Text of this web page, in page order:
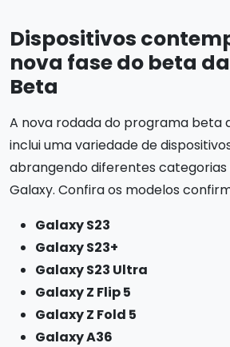
Dispositivos
nova fase do beta da
Beta
A nova rodada do programa beta
inclui uma variedade de
abrangendo diferentes
Galaxy. Confira os modelos
Galaxy S23
Galaxy S23+
Galaxy S23 Ultra
Galaxy Z Flip 5
Galaxy Z Fold 5
Galaxy A36